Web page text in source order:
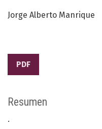
Jorge Alberto Manrique
PDF
Resumen
.